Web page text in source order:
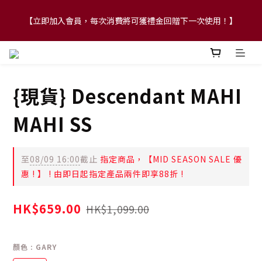
【FLASH SALE 兩件指定現貨產品即享88折】
【立即加入會員，每次消費將可獲禮金回贈下一次使用！】
【FLASH SALE 兩件指定現貨產品即享88折】
{現貨} Descendant MAHI
MAHI SS
至08/09 16:00截止 指定商品，【MID SEASON SALE 優
惠 ! 】 ! 由即日起指定產品兩件即享88折 !
HK$659.00 HK$1,099.00
顏色 : GARY